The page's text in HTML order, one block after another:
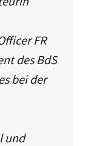
FR
des BdS
bei der
und